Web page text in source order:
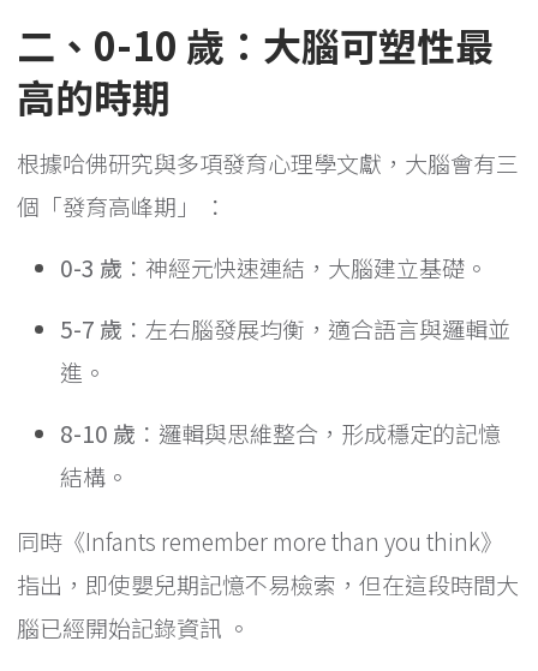
二、0-10 歲：大腦可塑性最
高的時期
根據哈佛研究與多項發育心理學文獻，大腦會有三
個「發育高峰期」 ：
0-3 歲 ：神經元快速連結，大腦建立基礎。
5-7 歲 ：左右腦發展均衡，適合語言與邏輯並
進。
8-10 歲 ：邏輯與思維整合，形成穩定的記憶
結構。
同時《Infants remember more than you think》
指出，即使嬰兒期記憶不易檢索，但在這段時間大
腦已經開始記錄資訊 。